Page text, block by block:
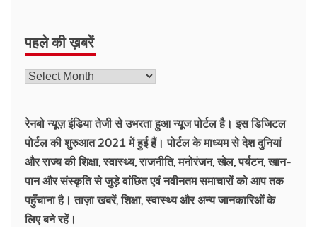
पहले की ख़बरें
रेनबो न्यूज़ इंडिया तेजी से उभरता हुआ न्‍यूज पोर्टल है। इस डिजिटल
पोर्टल की शुरुआत 2021 में हुई हैं। पोर्टल के माध्यम से देश दुनियां
और राज्य की शिक्षा, स्वास्थ्य, राजनीति, मनोरंजन, खेल, पर्यटन, खान-
पान और संस्कृति से जुड़े वांछित एवं नवीनतम समाचारों को आप तक
पहुँचाना है। ताज़ा खबरें, शिक्षा, स्वास्थ्य और अन्य जानकारिओं के
लिए बने रहें।